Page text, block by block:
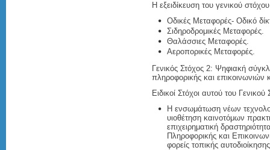
Η εξειδίκευση του γενικού
Οδικές Μεταφορές- Οδικό
Σιδηροδρομικές Μεταφορές.
Θαλάσσιες Μεταφορές.
Αεροπορικές Μεταφορές.
Γενικός Στόχος 2: Ψηφιακή
πληροφορικής και επικοινωνιών
Ειδικοί Στόχοι αυτού του Γενικού
Η ενσωμάτωση νέων
υιοθέτηση καινοτόμων
επιχειρηματική
Πληροφορικής και
φορείς τοπικής